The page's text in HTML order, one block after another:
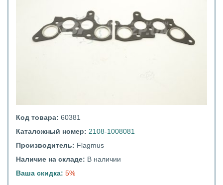
Код товара: 60381
Каталожный номер: 2108-1008081
Производитель: Flagmus
Наличие на складе: В наличии
Ваша скидка: 5%